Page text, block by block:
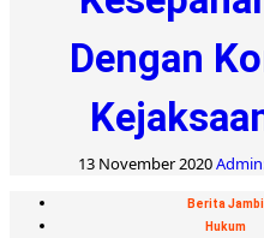
Dengan
13 November 2020
Berita Jambi
Hukum